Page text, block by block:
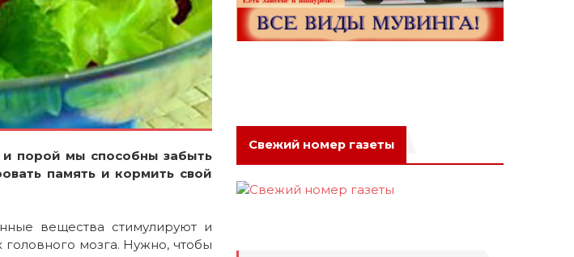
порой мы способны забыть
память и кормить свой
вещества стимулируют и
мозга. Нужно, чтобы
Свежий номер газеты